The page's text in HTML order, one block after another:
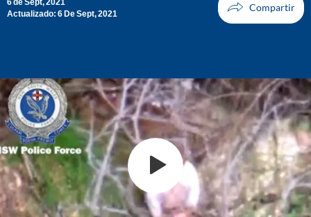
Actualizado: 6 De Sept, 2021